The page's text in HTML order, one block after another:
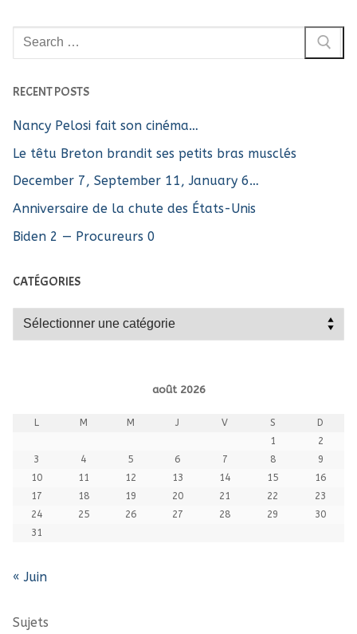
Rechercher
:
RECENT POSTS
Nancy Pelosi fait son cinéma…
Le têtu Breton brandit ses petits bras musclés
December 7, September 11, January 6…
Anniversaire de la chute des États-Unis
Biden 2 — Procureurs 0
CATÉGORIES
Catégories
août 2026
L M M J V S
D
1
2
3
4 5 6 7 8
9
10
11 12 13 14 15
16
17
18 19 20 21 22
23
24
25 26 27 28 29
30
31
« Juin
Sujets